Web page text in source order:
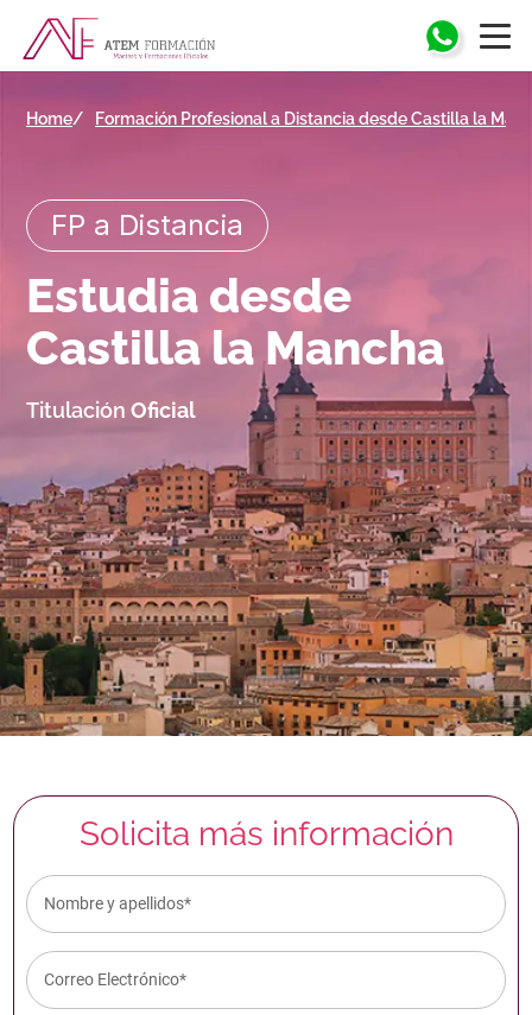
Home Formación Profesional a Distancia desde Castilla la
FP a Distancia
Estudia desde
Castilla la Mancha
Titulación Oficial
Solicita más información